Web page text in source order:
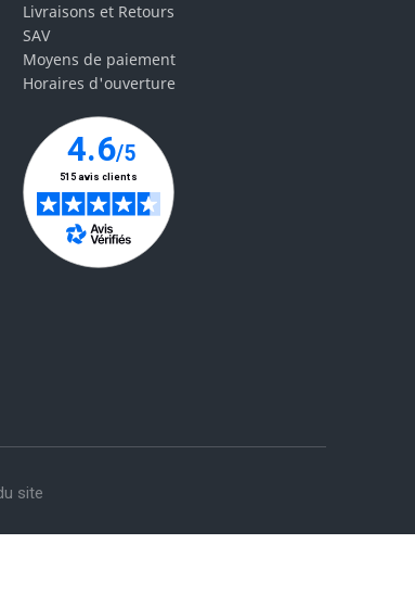
Livraisons et Retours
SAV
Moyens de paiement
Horaires d'ouverture
site